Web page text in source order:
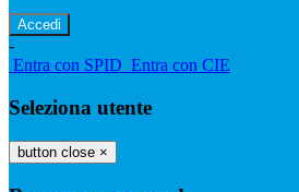
-
Entra con SPID Entra con CIE
Seleziona utente
button close ×